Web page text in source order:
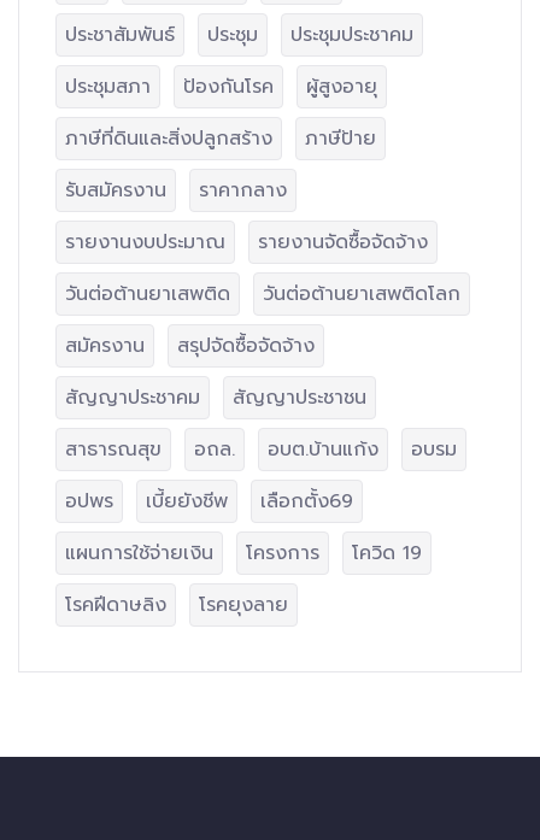
ประชาสัมพันธ์
ประชุม
ประชุมประชาคม
ประชุมสภา
ป้องกันโรค
ผู้สูงอายุ
ภาษีที่ดินและสิ่งปลูกสร้าง
ภาษีป้าย
รับสมัครงาน
ราคากลาง
รายงานงบประมาณ
รายงานจัดซื้อจัดจ้าง
วันต่อต้านยาเสพติด
วันต่อต้านยาเสพติดโลก
สมัครงาน
สรุปจัดซื้อจัดจ้าง
สัญญาประชาคม
สัญญาประชาชน
สาธารณสุข
อถล. อบต.บ้านแก้ง
อบรม
อปพร
เบี้ยยังชีพ
เลือกตั้ง69
แผนการใช้จ่ายเงิน
โครงการ
โควิด 19
โรคฝีดาษลิง
โรคยุงลาย